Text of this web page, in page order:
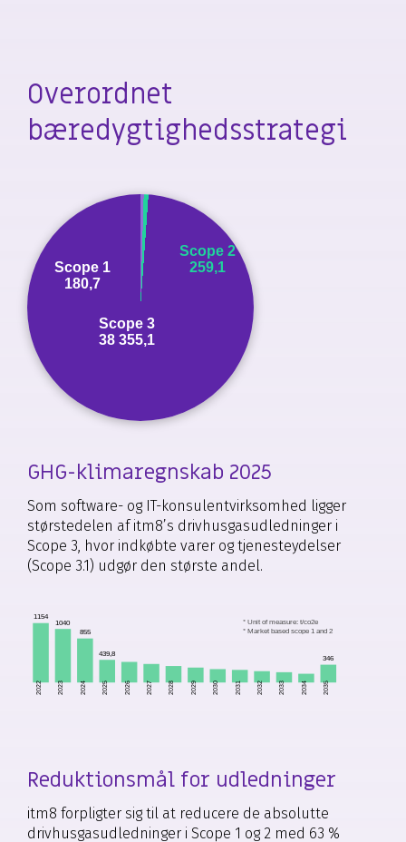
Overordnet
bæredygtighedsstrategi
Scope 1
180,7
Scope 2
259,1
Scope 3
38 355,1
GHG-klimaregnskab 2025
Som software- og IT-konsulentvirksomhed ligger
størstedelen af itm8’s drivhusgasudledninger i
Scope 3, hvor indkøbte varer og tjenesteydelser
(Scope 3.1) udgør den største andel.
1154
2022
1040
2023
855
2024
439,8
2025 2026 2027 2028 2029 2030 2031 2032 2033 2034
346
2035
* Unit of measure: t/co2e
* Market based scope 1 and 2
Reduktionsmål for udledninger
itm8 forpligter sig til at reducere de absolutte
drivhusgasudledninger i Scope 1 og 2 med 63 %